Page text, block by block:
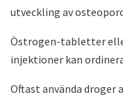
utveckling av
Östrogen-tabletter
injektioner kan
Oftast använda droger